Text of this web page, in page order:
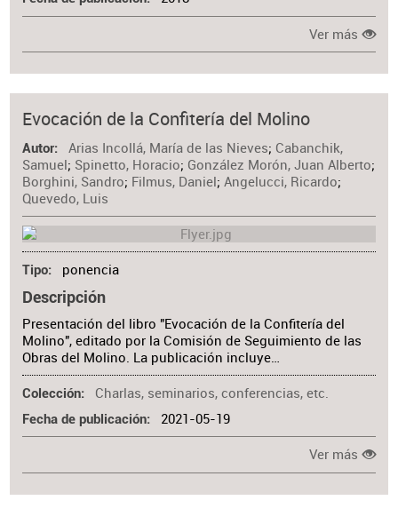
Ver más
Evocación de la Confitería del Molino
Autor Arias Incollá, María de las Nieves; Cabanchik,
Samuel; Spinetto, Horacio; González Morón, Juan Alberto;
Borghini, Sandro; Filmus, Daniel;Angelucci, Ricardo;
Quevedo, Luis
Tipo ponencia
Descripción
Presentación del libro "Evocación de la Confitería del
Molino", editado por la Comisión de Seguimiento de las
Obras del Molino. La publicación incluye…
Colección Charlas, seminarios, conferencias, etc.
Fecha de publicación 2021-05-19
Ver más